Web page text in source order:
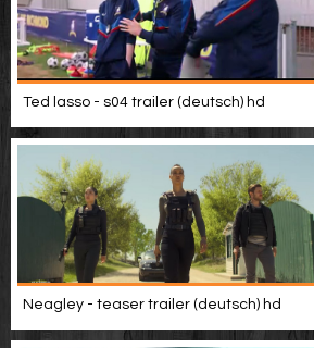
Informationen
Video suchen
Ted lasso - s04 trailer (deutsch) hd
Neagley - teaser trailer (deutsch) hd